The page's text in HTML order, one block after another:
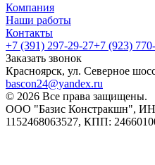
Компания
Наши работы
Контакты
+7 (391) 297-29-27+7 (923)
Заказать звонок
Красноярск, ул. Северное
bascon24@yandex.ru
© 2026 Все права защищены.
ООО "Базис Констракшн",
1152468063527, КПП: